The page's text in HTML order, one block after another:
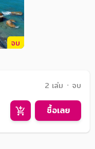
จบ
2 เล่ม ᛫ จบ
ซื้อเลย